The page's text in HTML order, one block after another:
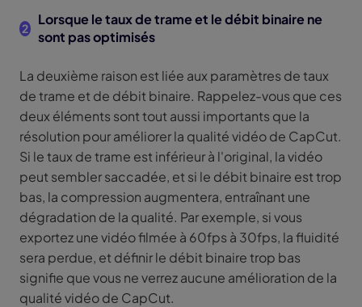
2
Lorsque le taux de trame et le débit binaire ne
sont pas optimisés
La deuxième raison est liée aux paramètres de taux
de trame et de débit binaire. Rappelez-vous que ces
deux éléments sont tout aussi importants que la
résolution pour améliorer la qualité vidéo de CapCut.
Si le taux de trame est inférieur à l'original, la vidéo
peut sembler saccadée, et si le débit binaire est trop
bas, la compression augmentera, entraînant une
dégradation de la qualité. Par exemple, si vous
exportez une vidéo filmée à 60fps à 30fps, la fluidité
sera perdue, et définir le débit binaire trop bas
signifie que vous ne verrez aucune amélioration de la
qualité vidéo de CapCut.